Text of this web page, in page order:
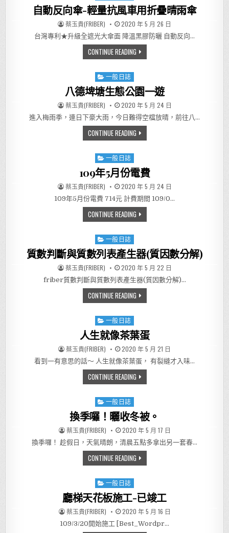
自動反向傘-輕量抗風車用折疊晴雨傘
AUTHOR:
蔡玉貴(FRIBER) PUBLISHED DATE:
2020 年 5 月 26 日
台灣專利★升級全遮光大傘面 降溫黑膠防曬 自動反向…
CONTINUE READING自動反向傘-輕量抗風車用折疊
Posted in
一般日誌
八德埤塘生態公園一遊
AUTHOR:
蔡玉貴(FRIBER) PUBLISHED DATE:
2020 年 5 月 24 日
進入梅雨季，連日下豪大雨，今日難得空檔放晴，前往八…
CONTINUE READING八德埤塘生態公園一遊
Posted in
一般日誌
109年5月份電費
AUTHOR:
蔡玉貴(FRIBER) PUBLISHED DATE:
2020 年 5 月 24 日
109年5月份電費 714元 計費期間 109/0…
CONTINUE READING109年5月份電費
Posted in
一般日誌
質數判斷與質數列表產生器(質因數分解)
AUTHOR:
蔡玉貴(FRIBER) PUBLISHED DATE:
2020 年 5 月 22 日
friber質數判斷與質數列表產生器(質因數分解)…
CONTINUE READING質數判斷與質數列表產生器(質
Posted in
一般日誌
人生就像茶葉蛋
AUTHOR:
蔡玉貴(FRIBER) PUBLISHED DATE:
2020 年 5 月 21 日
看到一有意思的話～ 人生就像茶葉蛋， 有裂縫才入味…
CONTINUE READING人生就像茶葉蛋
Posted in
一般日誌
換季囉！曬收冬被。
AUTHOR:
蔡玉貴(FRIBER) PUBLISHED DATE:
2020 年 5 月 17 日
換季囉！ 趁假日，天氣晴朗，清晨五點多拿出另一套春…
CONTINUE READING換季囉！曬收冬被。
Posted in
一般日誌
廳梯天花板施工-已竣工
AUTHOR:
蔡玉貴(FRIBER) PUBLISHED DATE:
2020 年 5 月 16 日
109/3/20開始施工 [Best_Wordpr…